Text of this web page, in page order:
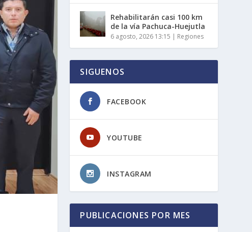
Rehabilitarán casi 100 km
de la vía Pachuca-Huejutla
6 agosto, 2026 13:15 | Regiones
SIGUENOS
FACEBOOK
YOUTUBE
INSTAGRAM
PUBLICACIONES POR MES